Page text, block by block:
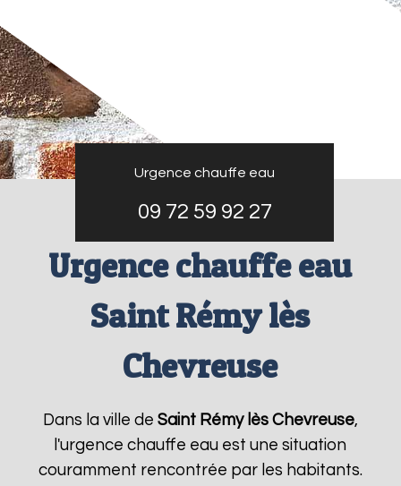
Urgence chauffe eau
09 72 59 92 27
Urgence chauffe eau
Saint Rémy lès
Chevreuse
Dans la ville de Saint Rémy lès Chevreuse,
l'urgence chauffe eau est une situation
couramment rencontrée par les habitants.